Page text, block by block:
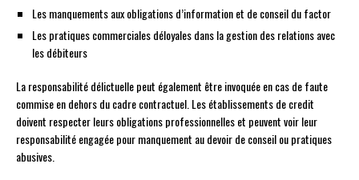
Les manquements aux obligations d’information et de conseil du factor
Les pratiques commerciales déloyales dans la gestion des relations avec
les débiteurs
La responsabilité délictuelle peut également être invoquée en cas de faute
commise en dehors du cadre contractuel. Les établissements de credit
doivent respecter leurs obligations professionnelles et peuvent voir leur
responsabilité engagée pour manquement au devoir de conseil ou pratiques
abusives.